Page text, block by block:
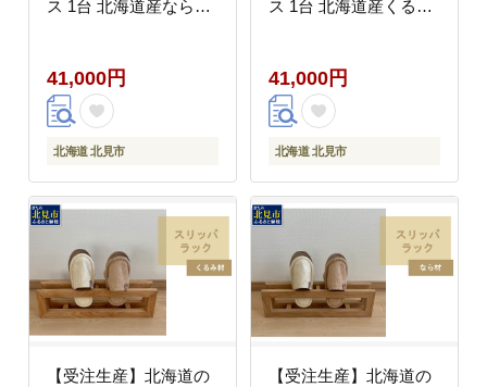
ス 1台 北海道産なら材
41,000円
北海道 北見市
ス 1台 北海道産くるみ
41,000円
北海道 北見市
【受注生産】北海道の
【受注生産】北海道の